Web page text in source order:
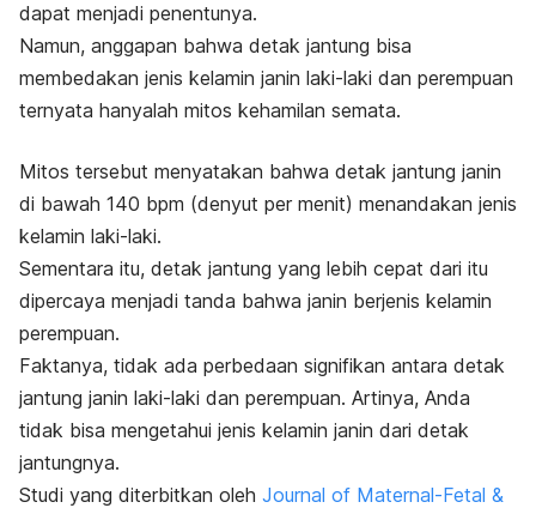
dapat menjadi penentunya.
Namun, anggapan bahwa detak jantung bisa
membedakan jenis kelamin janin laki-laki dan perempuan
ternyata hanyalah mitos kehamilan semata.
Mitos tersebut menyatakan bahwa detak jantung janin
di bawah 140 bpm (denyut per menit) menandakan jenis
kelamin laki-laki.
Sementara itu, detak jantung yang lebih cepat dari itu
dipercaya menjadi tanda bahwa janin berjenis kelamin
perempuan.
Faktanya, tidak ada perbedaan signifikan antara detak
jantung janin laki-laki dan perempuan. Artinya, Anda
tidak bisa mengetahui jenis kelamin janin dari detak
jantungnya.
Studi yang diterbitkan oleh Journal of Maternal-Fetal &